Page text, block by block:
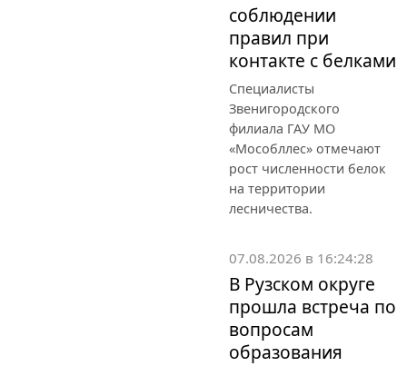
Специалисты
Звенигородского
филиала ГАУ МО
рост численности белок
на территории
лесничества.
07.08.2026 в 16:24:28
В Рузском округе
вопросам
образования
Секретарь местного
отделения партии Единая
Россия Александр
Горбылёв провёл встречу